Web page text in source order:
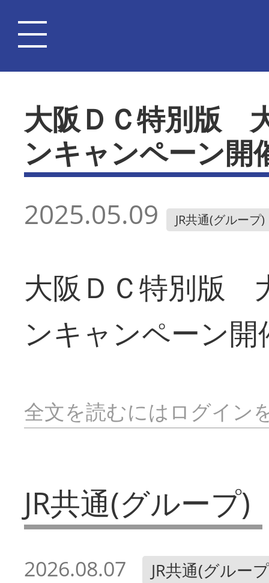
大阪ＤＣ特別版
ンキャンペーン開
2025.05.09 JR共通(グループ)
大阪ＤＣ特別版
ンキャンペーン開
全文を読むにはログイン
JR共通(グループ)
2026.08.07 JR共通(グルー